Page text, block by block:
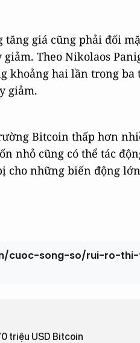
tăng giá cũng phải đối
Theo Nikolaos
khoảng hai lần trong
giảm.
Bitcoin thấp hơn
nhỏ cũng có thể tác
cho những biến động
cuoc-song-so/rui-ro-
triệu USD Bitcoin